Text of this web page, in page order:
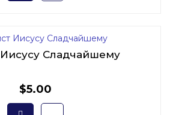
Сладчайшему
$5.00